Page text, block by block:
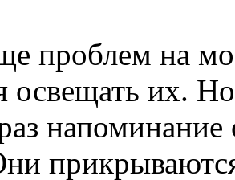
проблем на
освещать их.
напоминание